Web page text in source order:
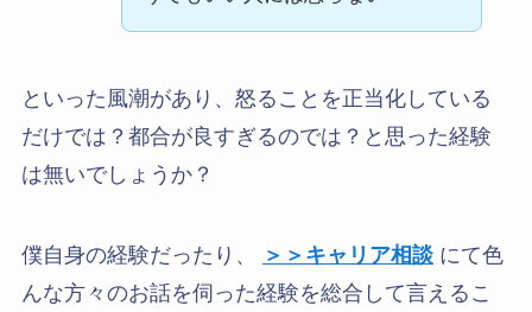
といった風潮があり、怒ることを正当化している
だけでは？都合が良すぎるのでは？と思った経験
は無いでしょうか？
僕自身の経験だったり、 ＞＞キャリア相談にて色
んな方々のお話を伺った経験を総合して言えるこ